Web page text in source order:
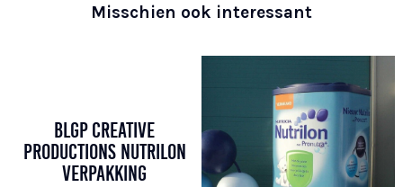
Misschien ook interessant
BLGP CREATIVE
PRODUCTIONS NUTRILON
VERPAKKING